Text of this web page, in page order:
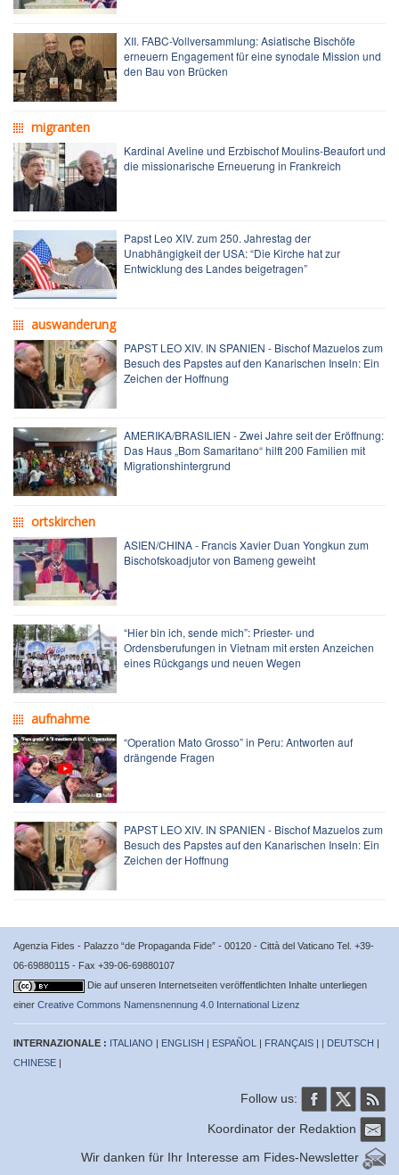
XII. FABC-Vollversammlung: Asiatische Bischöfe
erneuern Engagement für eine synodale Mission und
den Bau von Brücken
migranten
Kardinal Aveline und Erzbischof Moulins-Beaufort und
die missionarische Erneuerung in Frankreich
Papst Leo XIV. zum 250. Jahrestag der
Unabhängigkeit der USA: “Die Kirche hat zur
Entwicklung des Landes beigetragen”
auswanderung
PAPST LEO XIV. IN SPANIEN - Bischof Mazuelos zum
Besuch des Papstes auf den Kanarischen Inseln: Ein
Zeichen der Hoffnung
AMERIKA/BRASILIEN - Zwei Jahre seit der Eröffnung:
Das Haus „Bom Samaritano“ hilft 200 Familien mit
Migrationshintergrund
ortskirchen
ASIEN/CHINA - Francis Xavier Duan Yongkun zum
Bischofskoadjutor von Bameng geweiht
“Hier bin ich, sende mich”: Priester- und
Ordensberufungen in Vietnam mit ersten Anzeichen
eines Rückgangs und neuen Wegen
aufnahme
“Operation Mato Grosso” in Peru: Antworten auf
drängende Fragen
PAPST LEO XIV. IN SPANIEN - Bischof Mazuelos zum
Besuch des Papstes auf den Kanarischen Inseln: Ein
Zeichen der Hoffnung
Agenzia Fides - Palazzo “de Propaganda Fide” - 00120 - Città del Vaticano Tel. +39-
06-69880115 - Fax +39-06-69880107
Die auf unseren Internetseiten veröffentlichten Inhalte unterliegen
einer Creative Commons Namensnennung 4.0 International Lizenz
INTERNAZIONALE : ITALIANO | ENGLISH | ESPAÑOL | FRANÇAIS | | DEUTSCH |
CHINESE |
Follow us:
Koordinator der Redaktion
Wir danken für Ihr Interesse am Fides-Newsletter